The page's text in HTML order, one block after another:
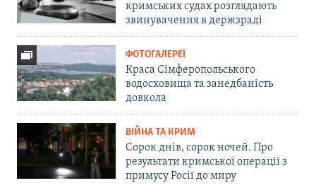
кримських судах розглядають
звинувачення в держзраді
ФОТОГАЛЕРЕЇ
Краса Сімферопольського
водосховища та занедбаність
довкола
ВІЙНА ТА КРИМ
Сорок днів, сорок ночей. Про
результати кримської операції з
примусу Росії до миру